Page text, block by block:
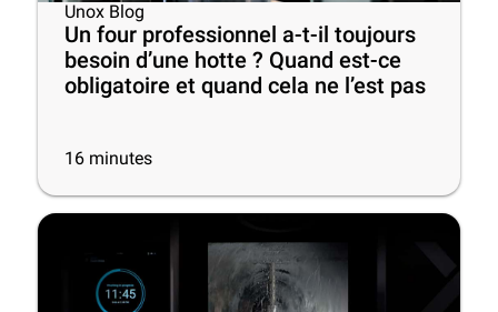
Unox Blog
Un four professionnel a-t-il toujours
besoin d’une hotte ? Quand est-ce
obligatoire et quand cela ne l’est pas
16 minutes